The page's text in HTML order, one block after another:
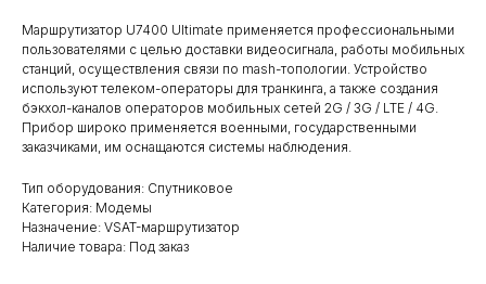
Маршрутизатор U7400 Ultimate применяется профессиональными
пользователями с целью доставки видеосигнала, работы мобильных
станций, осуществления связи по mash-топологии. Устройство
используют телеком-операторы для транкинга, а также создания
бэкхол-каналов операторов мобильных сетей 2G / 3G / LTE / 4G.
Прибор широко применяется военными, государственными
заказчиками, им оснащаются системы наблюдения.
Тип оборудования: Спутниковое
Категория: Модемы
Назначение: VSAT-маршрутизатор
Наличие товара: Под заказ